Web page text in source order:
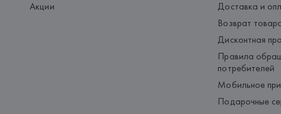
Акции
Доставка и
Возврат
Дисконтная
Правила
потребителей
Мобильное
Подарочные